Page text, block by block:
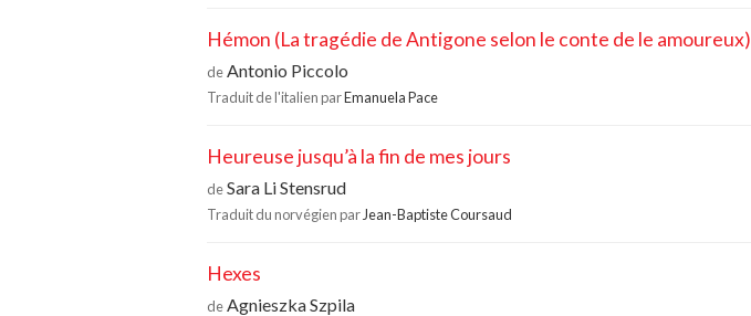
Hémon (La tragédie de Antigone selon le conte de le amoureux)
deAntonio Piccolo
Traduit de l'italien parEmanuela Pace
Heureuse jusqu’à la fin de mes jours
deSara Li Stensrud
Traduit du norvégien par Jean-Baptiste Coursaud
Hexes
de Agnieszka Szpila